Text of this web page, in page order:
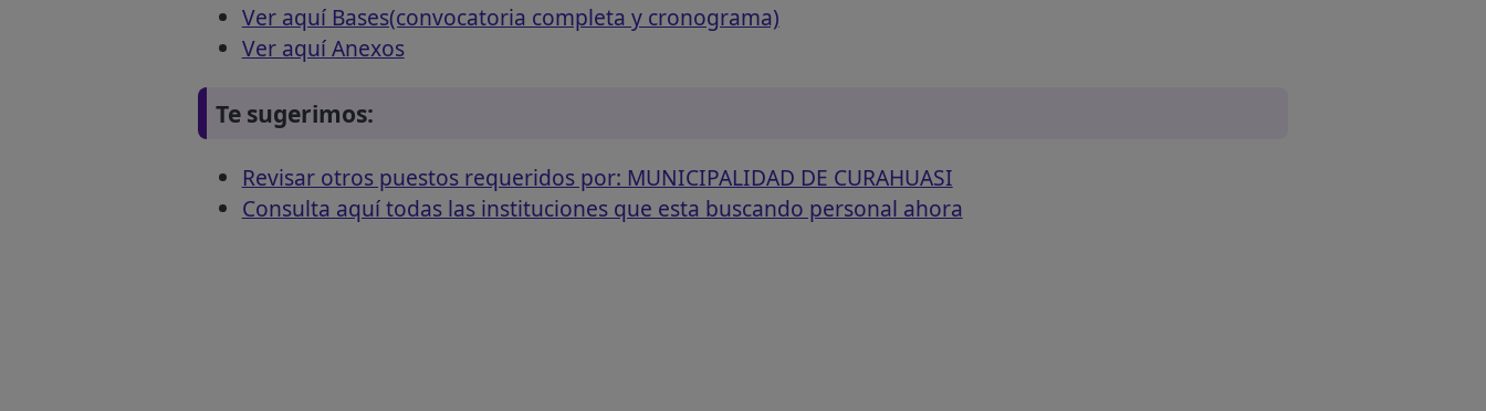
Ver aquí Bases(convocatoria completa y cronograma)
Ver aquí Anexos
Te sugerimos:
Revisar otros puestos requeridos por: MUNICIPALIDAD DE CURAHUASI
Consulta aquí todas las instituciones que esta buscando personal ahora